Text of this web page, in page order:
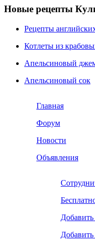
Новые рецепты
Рецепты
Котлеты из
Апельсиновый
Апельсиновый сок
Главная
Форум
Новости
Объявления
Добавить